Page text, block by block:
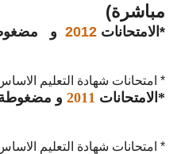
مباشرة)
*الامتحانات 2012 و
* امتحانات شهادة التعليم الاساس 2011م بولاية الخرطوم
*الامتحانات 2011 و
* امتحانات شهادة التعليم الاساس 2013م بولاية الشمالية